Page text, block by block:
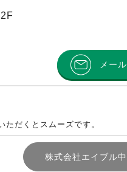
メー
だくとスムーズです。
株式会社エイブル